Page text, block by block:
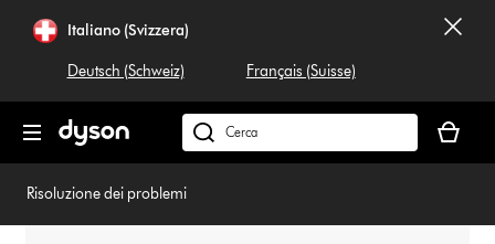
navigazioneItaliano (Svizzera)
Deutsch (Schweiz) Français (Suisse)
Cerca
su
carrello
è
Risoluzione dei problemi